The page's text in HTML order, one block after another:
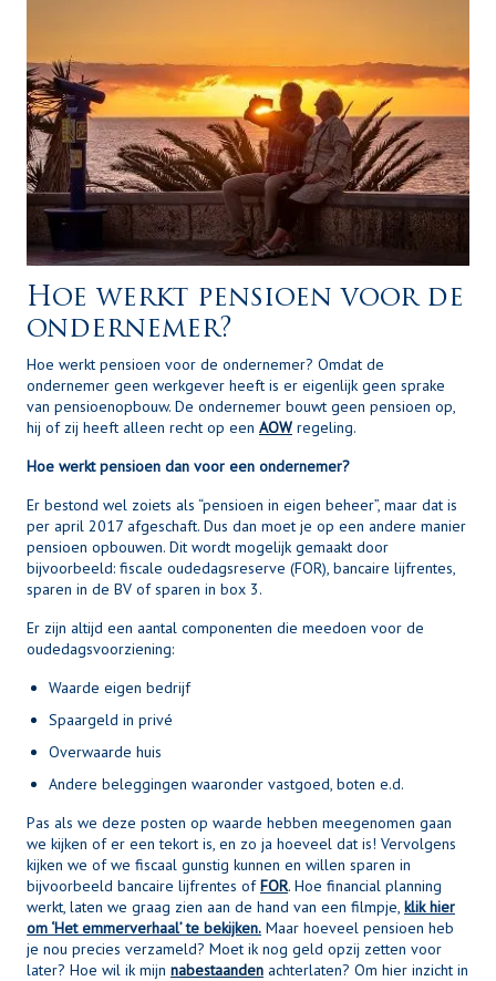
Hoe werkt pensioen voor de
ondernemer?
Hoe werkt pensioen voor de ondernemer? Omdat de
ondernemer geen werkgever heeft is er eigenlijk geen sprake
van pensioenopbouw. De ondernemer bouwt geen pensioen op,
hij of zij heeft alleen recht op een AOW regeling.
Hoe werkt pensioen dan voor een ondernemer?
Er bestond wel zoiets als “pensioen in eigen beheer”, maar dat is
per april 2017 afgeschaft. Dus dan moet je op een andere manier
pensioen opbouwen. Dit wordt mogelijk gemaakt door
bijvoorbeeld: fiscale oudedagsreserve (FOR), bancaire lijfrentes,
sparen in de BV of sparen in box 3.
Er zijn altijd een aantal componenten die meedoen voor de
oudedagsvoorziening:
Waarde eigen bedrijf
Spaargeld in privé
Overwaarde huis
Andere beleggingen waaronder vastgoed, boten e.d.
Pas als we deze posten op waarde hebben meegenomen gaan
we kijken of er een tekort is, en zo ja hoeveel dat is! Vervolgens
kijken we of we fiscaal gunstig kunnen en willen sparen in
bijvoorbeeld bancaire lijfrentes of FOR. Hoe financial planning
werkt, laten we graag zien aan de hand van een filmpje, klik hier
om ‘Het emmerverhaal’ te bekijken. Maar hoeveel pensioen heb
je nou precies verzameld? Moet ik nog geld opzij zetten voor
later? Hoe wil ik mijn nabestaanden achterlaten? Om hier inzicht in